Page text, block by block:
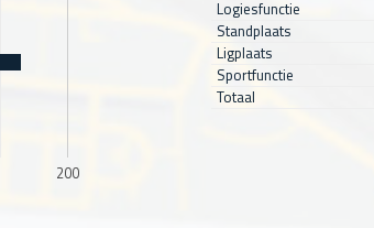
200
Logiesfunctie
Standplaats
Ligplaats
Sportfunctie
Totaal